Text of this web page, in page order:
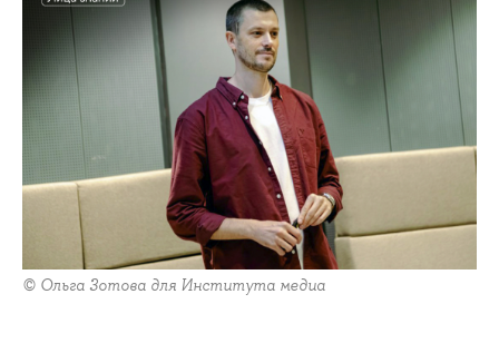
© Ольга Зотова для Института медиа